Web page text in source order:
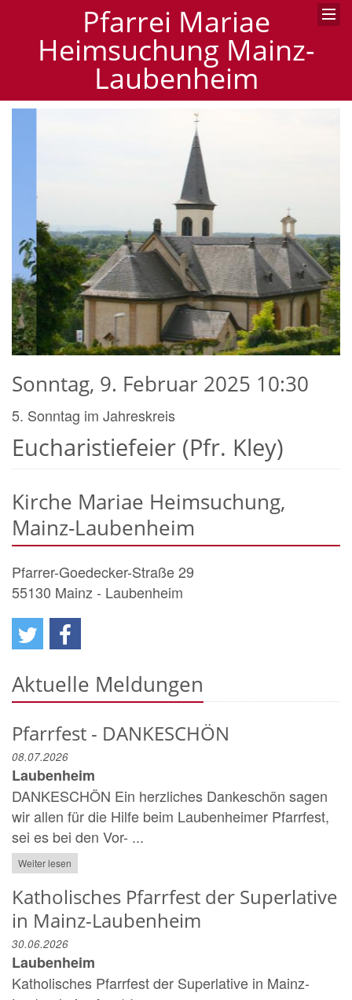
Pfarrei Mariae
Heimsuchung Mainz-
Laubenheim
Eucharistiefeier (Pfr. Kley)
Sonntag, 9. Februar 2025 10:30
5. Sonntag im Jahreskreis
Kirche Mariae Heimsuchung,
Mainz-Laubenheim
Pfarrer-Goedecker-Straße 29
55130 Mainz - Laubenheim
Aktuelle Meldungen
Pfarrfest - DANKESCHÖN
08.07.2026
Laubenheim
DANKESCHÖN Ein herzliches Dankeschön sagen
wir allen für die Hilfe beim Laubenheimer Pfarrfest,
sei es bei den Vor- ...
Weiter lesen
Katholisches Pfarrfest der Superlative
in Mainz-Laubenheim
30.06.2026
Laubenheim
Katholisches Pfarrfest der Superlative in Mainz-